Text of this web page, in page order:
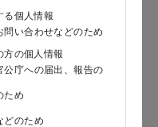
る個人情報
問い合わせなどのため
の個人情報
公庁への届出、報告の
ため
どのため